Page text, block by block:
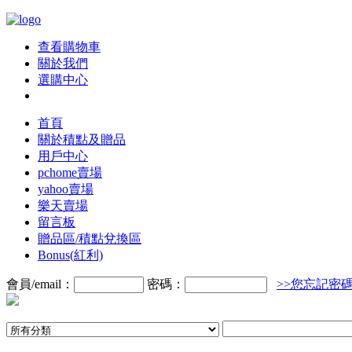
查看購物車
關於我們
選購中心
首頁
關於積點及贈品
用戶中心
pchome賣場
yahoo賣場
樂天賣場
留言板
贈品區/積點兌換區
Bonus(紅利)
會員/email： 密碼： >>您忘記密